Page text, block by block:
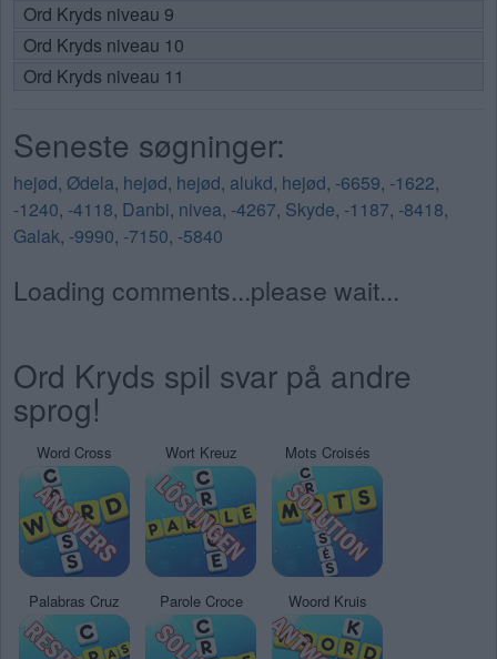
Ord Kryds niveau 9
Ord Kryds niveau 10
Ord Kryds niveau 11
Seneste søgninger:
hejød, Ødela, hejød, hejød, alukd, hejød, -6659, -1622,
-1240, -4118, Danbi, nivea, -4267, Skyde, -1187, -8418,
Galak, -9990, -7150, -5840
Loading comments...please wait...
Ord Kryds spil svar på andre
sprog!
Word Cross Wort Kreuz Mots Croisés
Palabras Cruz Parole Croce Woord Kruis